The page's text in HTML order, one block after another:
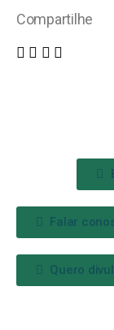
Compartilhe
Falar
Quero